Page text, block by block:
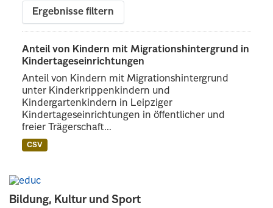
Bildung, Kultur und Sport
Ergebnisse filtern
Anteil von Kindern mit Migrationshintergrund in
Kindertageseinrichtungen
Anteil von Kindern mit Migrationshintergrund
unter Kinderkrippenkindern und
Kindergartenkindern in Leipziger
Kindertageseinrichtungen in öffentlicher und
freier Trägerschaft...
CSV